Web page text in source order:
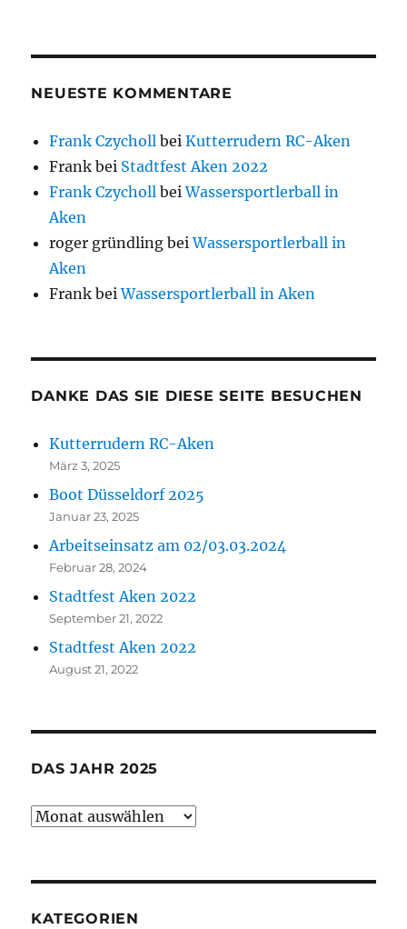
NEUESTE KOMMENTARE
Frank Czycholl beiKutterrudern RC-Aken
Frank bei Stadtfest Aken 2022
Frank Czycholl beiWassersportlerball in
Aken
roger gründling beiWassersportlerball in
Aken
Frank beiWassersportlerball in Aken
DANKE DAS SIE DIESE SEITE BESUCHEN
Kutterrudern RC-Aken
März 3, 2025
Boot Düsseldorf 2025
Januar 23, 2025
Arbeitseinsatz am 02/03.03.2024
Februar 28, 2024
Stadtfest Aken 2022
September 21, 2022
Stadtfest Aken 2022
August 21, 2022
DAS JAHR 2025
Das
KATEGORIEN